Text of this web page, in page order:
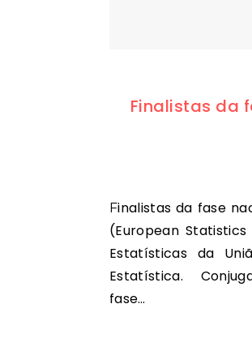
Finalistas da
Finalistas da fase nacional Terminou a fase nacional da Competição Europeia da Estatística
(European
Estatísticas da
Estatística.
fase…